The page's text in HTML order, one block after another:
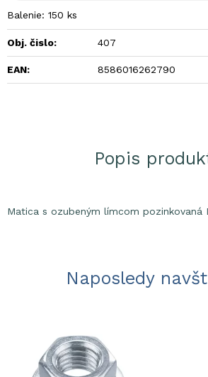
Balenie: 150 ks
Obj. čislo: 407
EAN: 8586016262790
Popis
Matica s ozubeným límcom pozinkovaná
Naposledy